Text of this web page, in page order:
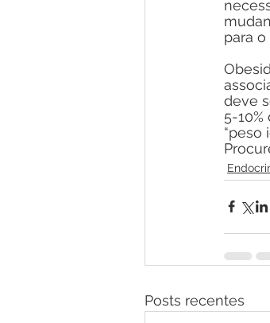
para o
deve
5-
“peso
Posts recentes